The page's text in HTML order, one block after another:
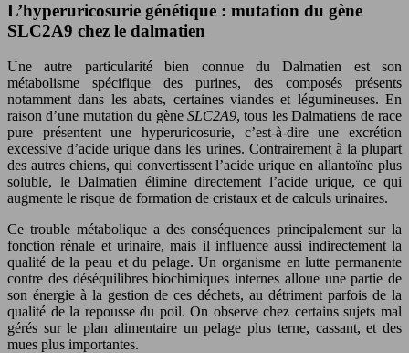
L’hyperuricosurie génétique : mutation du gène
SLC2A9 chez le dalmatien
Une autre particularité bien connue du Dalmatien est son
métabolisme spécifique des purines, des composés présents
notamment dans les abats, certaines viandes et légumineuses. En
raison d’une mutation du gène SLC2A9, tous les Dalmatiens de race
pure présentent une hyperuricosurie, c’est-à-dire une excrétion
excessive d’acide urique dans les urines. Contrairement à la plupart
des autres chiens, qui convertissent l’acide urique en allantoïne plus
soluble, le Dalmatien élimine directement l’acide urique, ce qui
augmente le risque de formation de cristaux et de calculs urinaires.
Ce trouble métabolique a des conséquences principalement sur la
fonction rénale et urinaire, mais il influence aussi indirectement la
qualité de la peau et du pelage. Un organisme en lutte permanente
contre des déséquilibres biochimiques internes alloue une partie de
son énergie à la gestion de ces déchets, au détriment parfois de la
qualité de la repousse du poil. On observe chez certains sujets mal
gérés sur le plan alimentaire un pelage plus terne, cassant, et des
mues plus importantes.